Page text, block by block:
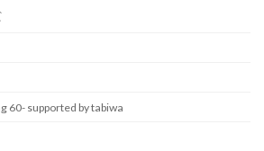
60- supported by tabiwa